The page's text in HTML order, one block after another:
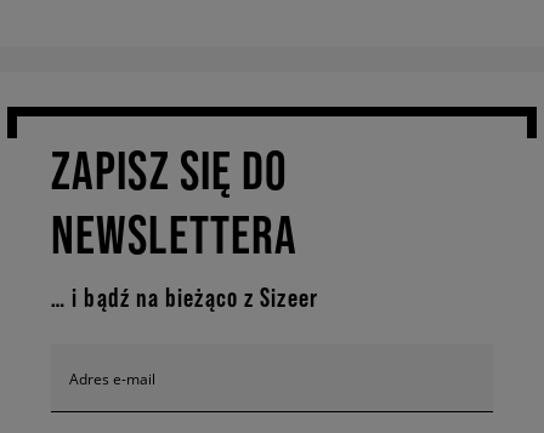
ZAPISZ SIĘ DO
NEWSLETTERA
… i bądź na bieżąco z Sizeer
Adres e-mail